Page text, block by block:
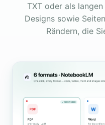
TXT oder als
Designs sowie
Rändern, die